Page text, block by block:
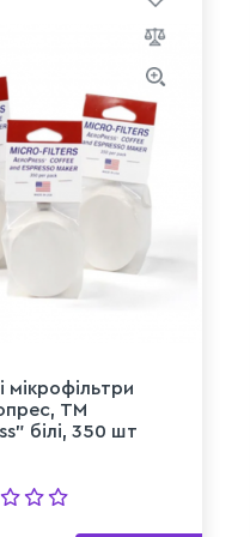
мікрофільтри
TM
білі, 350 шт